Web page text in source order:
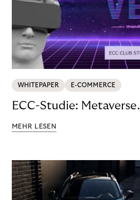
WHITEPAPER E-COMMERCE
ECC-Studie: Metaverse.
MEHR LESEN